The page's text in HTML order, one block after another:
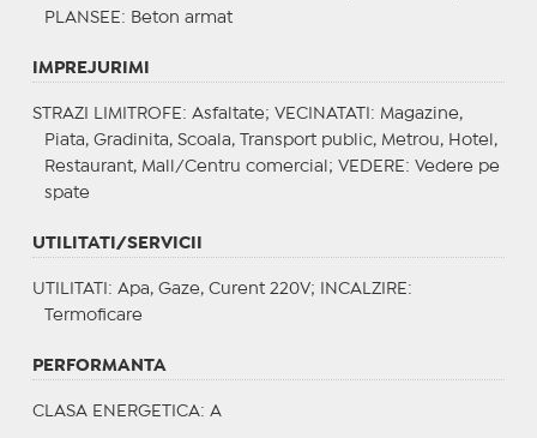
PLANSEE : Beton armat
IMPREJURIMI
STRAZI LIMITROFE : Asfaltate; VECINATATI : Magazine,
Piata, Gradinita, Scoala, Transport public, Metrou, Hotel,
Restaurant, Mall/Centru comercial; VEDERE : Vedere pe
spate
UTILITATI/SERVICII
UTILITATI : Apa, Gaze, Curent 220V; INCALZIRE :
Termoficare
PERFORMANTA
CLASA ENERGETICA: A